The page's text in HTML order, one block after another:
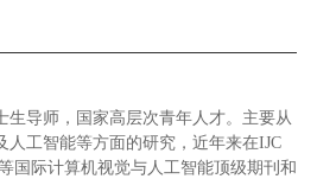
生导师，国家高层次青年人才。主要从
人工智能等方面的研究，近年来在IJC
国际计算机视觉与人工智能顶级期刊和